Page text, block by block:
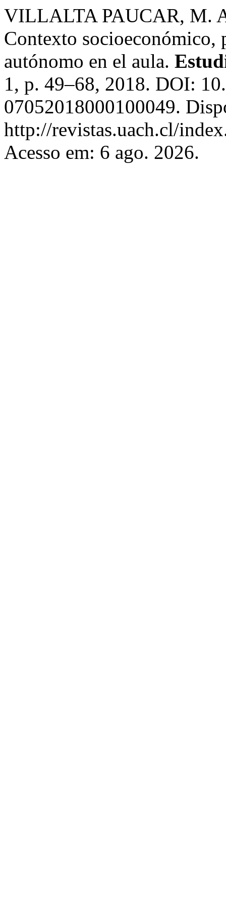
VILLALTA PAUCAR, M.
Contexto socioeconómico,
autónomo en el aula.
1, p. 49–68, 2018. DOI:
07052018000100049.
http://revistas.uach.cl/
Acesso em: 6 ago. 2026.